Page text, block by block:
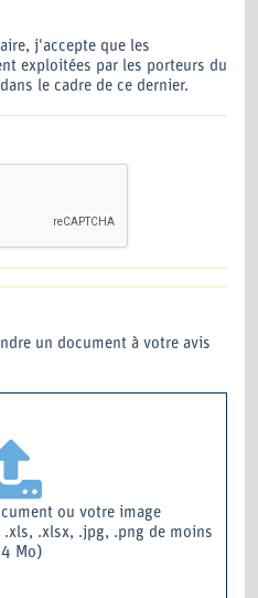
j'accepte que les
exploitées par les porteurs du
le cadre de ce dernier.
un document à votre avis
ou votre image
.xlsx, .jpg, .png de moins
Mo)